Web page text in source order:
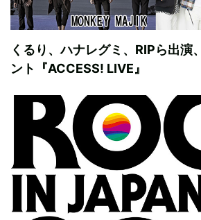
くるり、ハナレグミ、RIPら出演
ント『ACCESS! LIVE』